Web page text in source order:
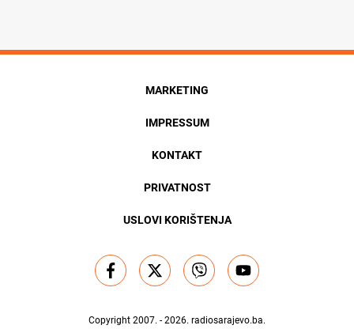
MARKETING
IMPRESSUM
KONTAKT
PRIVATNOST
USLOVI KORIŠTENJA
Copyright 2007. - 2026. radiosarajevo.ba.